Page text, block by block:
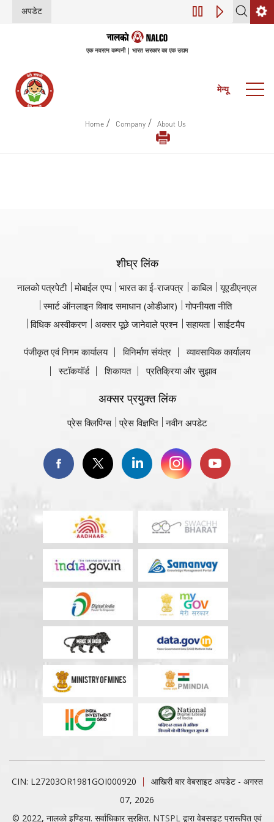
अपडेट डिजिटल परिवर्तन
एक नवरत्न कम्पनी | भारत सरकार का एक उद्यम
मेन्यू
Home / Company / About Us
शीघ्र लिंक
नालको पत्रपेटी मोबाईल एप्प भारत का ई-राजपत्र काबिल
यूएडीएनएल
स्मार्ट ऑनलाइन विवाद समाधान (ओडीआर)
गोपनीयता नीति
विधिक अस्वीकरण
अक्सर पूछे जानेवाले प्रश्न सहायता साईटमैप
पंजीकृत एवं निगम कार्यालय विनिर्माण संयंत्र
व्यावसायिक कार्यालय
स्टॉकयॉर्ड
शिकायत प्रतिक्रिया और सुझाव
अक्सर प्रयुक्त लिंक
प्रेस क्लिपिंग्स प्रेस विज्ञप्ति नवीन अपडेट
CIN: L27203OR1981GOI000920
आखिरी बार वेबसाइट अपडेट - अगस्त
07, 2026
© 2022, नालको इण्डिया. सर्वाधिकार सुरक्षित. NTSPL द्वारा वेबसाइट प्रारूपित एवं